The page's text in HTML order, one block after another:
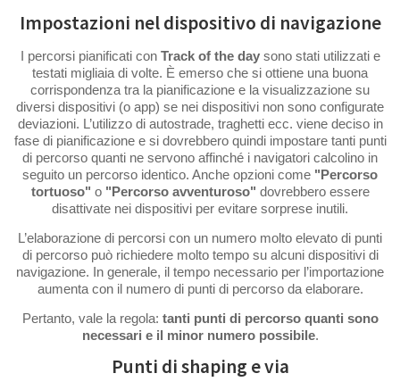
Impostazioni nel dispositivo di navigazione
I percorsi pianificati con Track of the daysono stati utilizzati e
testati migliaia di volte. È emerso che si ottiene una buona
corrispondenza tra la pianificazione e la visualizzazione su
diversi dispositivi (o app) se nei dispositivi non sono configurate
deviazioni. L’utilizzo di autostrade, traghetti ecc. viene deciso in
fase di pianificazione e si dovrebbero quindi impostare tanti punti
di percorso quanti ne servono affinché i navigatori calcolino in
seguito un percorso identico. Anche opzioni come "Percorso
tortuoso" o "Percorso avventuroso" dovrebbero essere
disattivate nei dispositivi per evitare sorprese inutili.
L’elaborazione di percorsi con un numero molto elevato di punti
di percorso può richiedere molto tempo su alcuni dispositivi di
navigazione. In generale, il tempo necessario per l’importazione
aumenta con il numero di punti di percorso da elaborare.
Pertanto, vale la regola: tanti punti di percorso quanti sono
necessari e il minor numero possibile.
Punti di shaping e via